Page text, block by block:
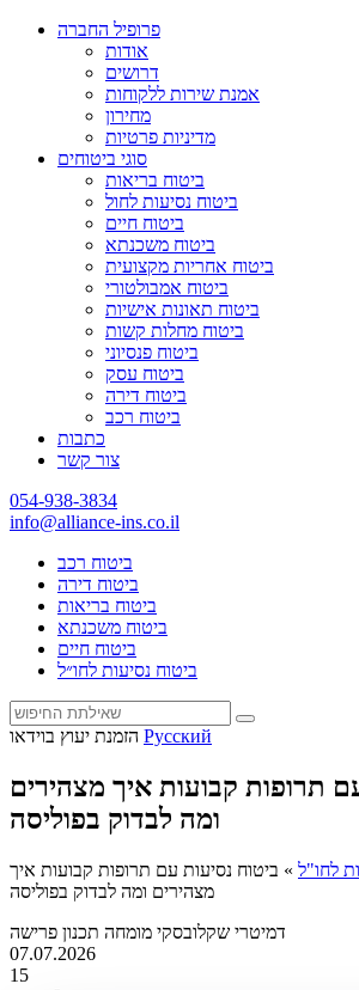
פרופיל החברה
אודות
דרושים
אמנת שירות ללקוחות
מחירון
מדיניות פרטיות
סוגי ביטוחים
ביטוח בריאות
ביטוח נסיעות לחול
ביטוח חיים
ביטוח משכנתא
ביטוח אחריות מקצועית
ביטוח אמבולטורי
ביטוח תאונות אישיות
ביטוח מחלות קשות
ביטוח פנסיוני
ביטוח עסק
ביטוח דירה
ביטוח רכב
כתבות
צור קשר
054-938-3834
info@alliance-ins.co.il
ביטוח רכב
ביטוח דירה
ביטוח בריאות
ביטוח משכנתא
ביטוח חיים
ביטוח נסיעות לחו״ל
הזמנת יעוץ בוידאו Русский
תרופות קבועות איך מצהירים
ומה לבדוק בפוליסה
לחו"ל » ביטוח נסיעות עם תרופות קבועות איך
מצהירים ומה לבדוק בפוליסה
דמיטרי שקלובסקי מומחה תכנון פרישה
07.07.2026
15